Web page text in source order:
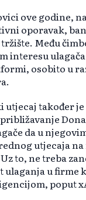
ove godine,
oporavak,
Među
interesu
osobito u
utjecaj također
da u
utjecaja
to, ne treba
u firme
poput